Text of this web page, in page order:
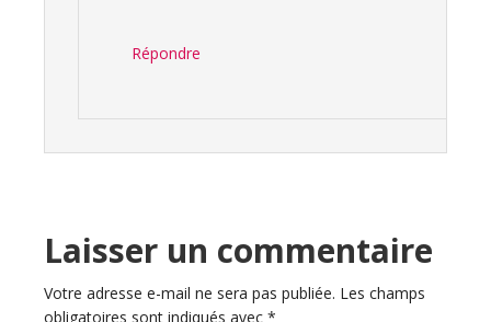
Répondre
Laisser un commentaire
Votre adresse e-mail ne sera pas publiée. Les champs
obligatoires sont indiqués avec *